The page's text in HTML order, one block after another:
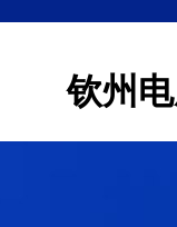
钦州